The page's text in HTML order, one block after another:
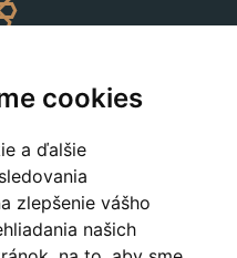
cookies
a ďalšie
zlepšenie vášho
našich
182